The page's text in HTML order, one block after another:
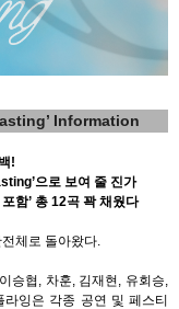
Information
!
으로 보여 줄 진가
포함’ 총 12곡 꽉 채웠다
체로 돌아왔다.
이승협 , 차훈, 김재현 , 유회승,
라잉은 각종 공연 및 페스티